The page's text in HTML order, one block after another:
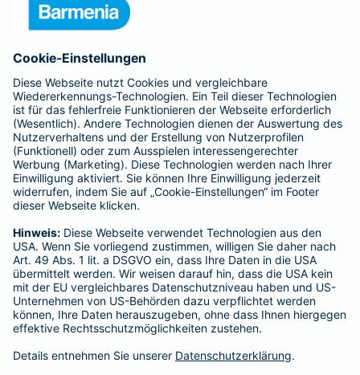
Um Ihnen die Auswahl der Anbieter zu erleichtern, haben wir vorab
Anbieter verglichen, getestet und Vorteile für Sie vereinbart. Sowohl
bei FirstVet als auch bei Pfotendoctor profitieren Sie von einer
Direktabrechnung. Die Kosten werden also direkt zwischen dem
Anbieter und uns abgerechnet.
Für mehr Infos zu den Anbietern klicken Sie auf die Logos.
365 Tage / 24 Stunden